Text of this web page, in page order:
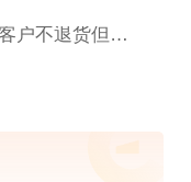
客户要求退货退款，如果客户不退货但款已经退回给客户，如何处理？